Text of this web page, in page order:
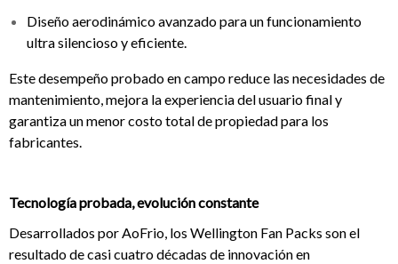
Diseño aerodinámico avanzado para un funcionamiento
ultra silencioso y eficiente.
Este desempeño probado en campo reduce las necesidades de
mantenimiento, mejora la experiencia del usuario final y
garantiza un menor costo total de propiedad para los
fabricantes.
Tecnología probada, evolución constante
Desarrollados por AoFrio, los Wellington Fan Packs son el
resultado de casi cuatro décadas de innovación en